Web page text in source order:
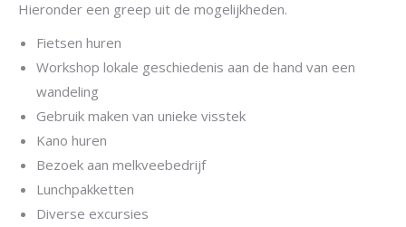
Hieronder een greep uit de mogelijkheden.
Fietsen huren
Workshop lokale geschiedenis aan de hand van een
wandeling
Gebruik maken van unieke visstek
Kano huren
Bezoek aan melkveebedrijf
Lunchpakketten
Diverse excursies